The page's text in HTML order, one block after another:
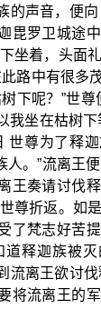
的声音，便
毘罗卫城途
坐着，头面
路中有很多
下呢？”世尊
我坐在枯树
世尊为了释
。”流离王便
王奏请讨伐
尊折返。如
了梵志好苦
释迦族被
流离王欲讨
将流离王的